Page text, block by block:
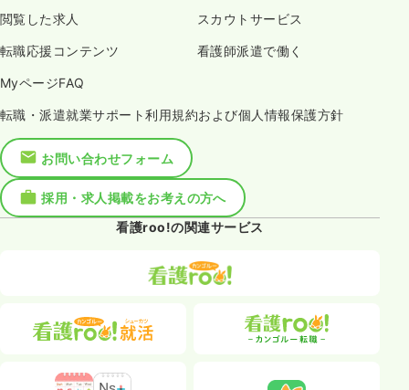
閲覧した求人 スカウトサービス
転職応援コンテンツ 看護師派遣で働く
MyページFAQ
転職・派遣就業サポート利用規約および個人情報保護方針
お問い合わせフォーム
採用・求人掲載をお考えの方へ
看護roo!の関連サービス